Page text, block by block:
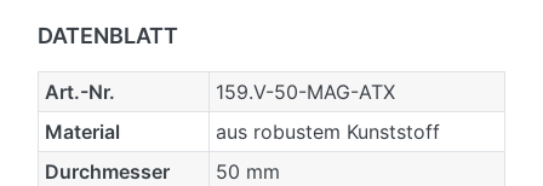
DATENBLATT
Art.-Nr.
159.V-50-MAG-ATX
Material
aus robustem Kunststoff
Durchmesser
50 mm